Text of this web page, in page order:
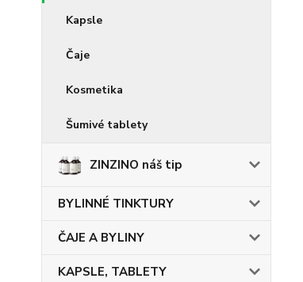
Kapsle
Čaje
Kosmetika
Šumivé tablety
ZINZINO náš tip
BYLINNÉ TINKTURY
ČAJE A BYLINY
KAPSLE, TABLETY